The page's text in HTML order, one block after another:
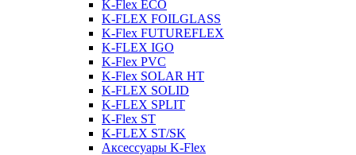
K-Flex ECO
K-FLEX FOILGLASS
K-Flex FUTUREFLEX
K-FLEX IGO
K-Flex PVC
K-Flex SOLAR HT
K-FLEX SOLID
K-FLEX SPLIT
K-Flex ST
K-FLEX ST/SK
Аксессуары K-Flex